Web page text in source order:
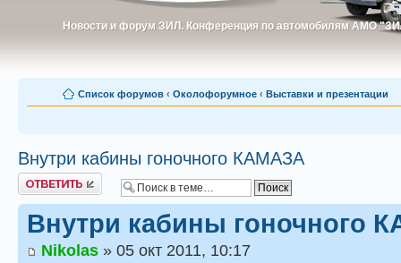
Новости и форум ЗИЛ. Конференция по автомобилям АМО
Новости и форум ЗИЛ. Конференция по автомобилям АМО
Список форумов ‹ Околофорумное ‹ Выставки и презентации
Внутри кабины гоночного КАМАЗА
Ответить
Внутри кабины гоночного
Nikolas » 05 окт 2011, 10:17